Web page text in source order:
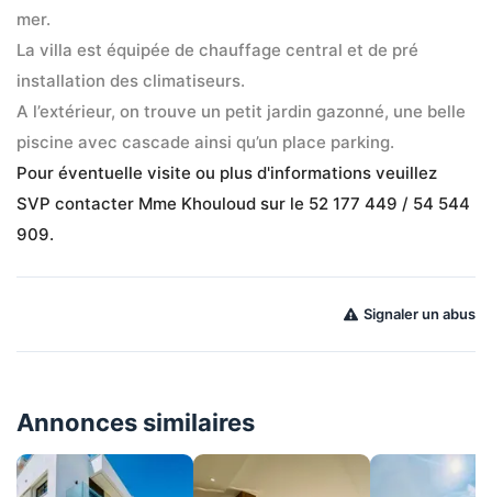
mer.
La villa est équipée de chauffage central et de pré
installation des climatiseurs.
A l’extérieur, on trouve un petit jardin gazonné, une belle
piscine avec cascade ainsi qu’un place parking.
Pour éventuelle visite ou plus d'informations veuillez
SVP contacter Mme Khouloud sur le 52 177 449 / 54 544
909.
Signaler un abus
Annonces similaires